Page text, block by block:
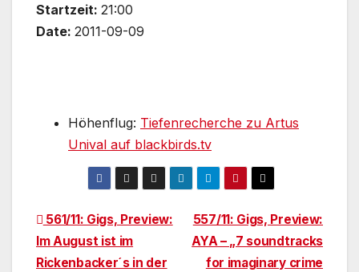
Startzeit: 21:00
Date: 2011-09-09
Höhenflug: Tiefenrecherche zu Artus
Unival auf blackbirds.tv
Beitragsnavigation
557/11: Gigs, Preview:
AYA – „7 soundtracks
for imaginary crime
561/11: Gigs, Preview:
Im August ist im
Rickenbacker´s in der